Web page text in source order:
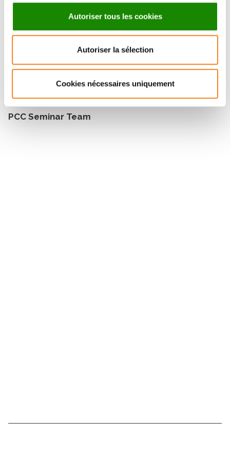
Autoriser tous les cookies
Autoriser la sélection
Cookies nécessaires uniquement
Invité(es) par
PCC Seminar Team
Une question sur le séminaire ?
PCC Seminar Team